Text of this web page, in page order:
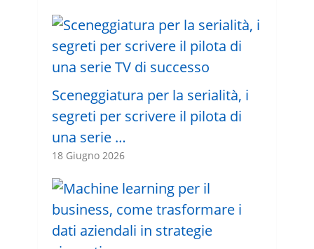
Sceneggiatura per la serialità, i
segreti per scrivere il pilota di
una serie …
18 Giugno 2026